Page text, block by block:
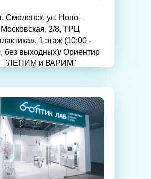
г. Смоленск, ул. Ново-
Московская, 2/8, ТРЦ
1 этаж (10:00 -
без выходных)/ Ориентир
"ЛЕПИМ и ВАРИМ"